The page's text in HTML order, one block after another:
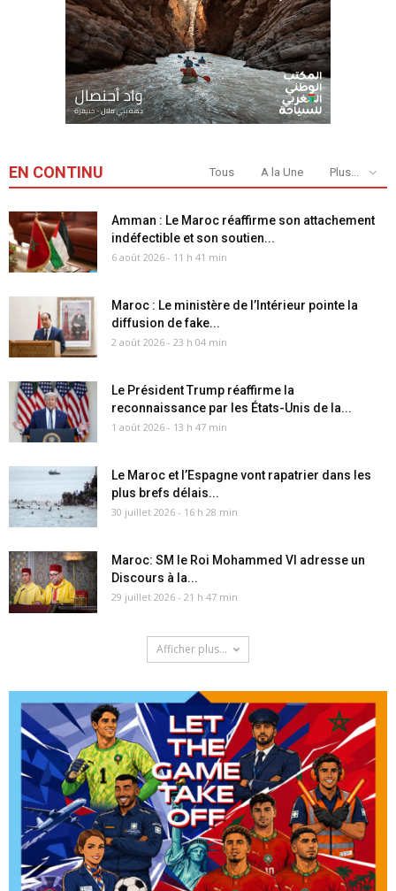
EN CONTINU Tous A la Une Plus...
Amman : Le Maroc réaffirme son attachement
indéfectible et son soutien...
6 août 2026 - 11 h 41 min
Maroc : Le ministère de l’Intérieur pointe la
diffusion de fake...
2 août 2026 - 23 h 04 min
Le Président Trump réaffirme la
reconnaissance par les États-Unis de la...
1 août 2026 - 13 h 47 min
Le Maroc et l’Espagne vont rapatrier dans les
plus brefs délais...
30 juillet 2026 - 16 h 28 min
Maroc: SM le Roi Mohammed VI adresse un
Discours à la...
29 juillet 2026 - 21 h 47 min
Afficher plus...